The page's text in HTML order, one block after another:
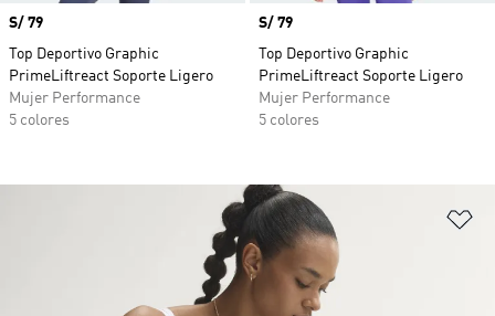
Precio
S/ 79
Top Deportivo Graphic
PrimeLiftreact Soporte Ligero
Mujer Performance
5 colores
Precio
S/ 79
Top Deportivo Graphic
PrimeLiftreact Soporte Ligero
Mujer Performance
5 colores